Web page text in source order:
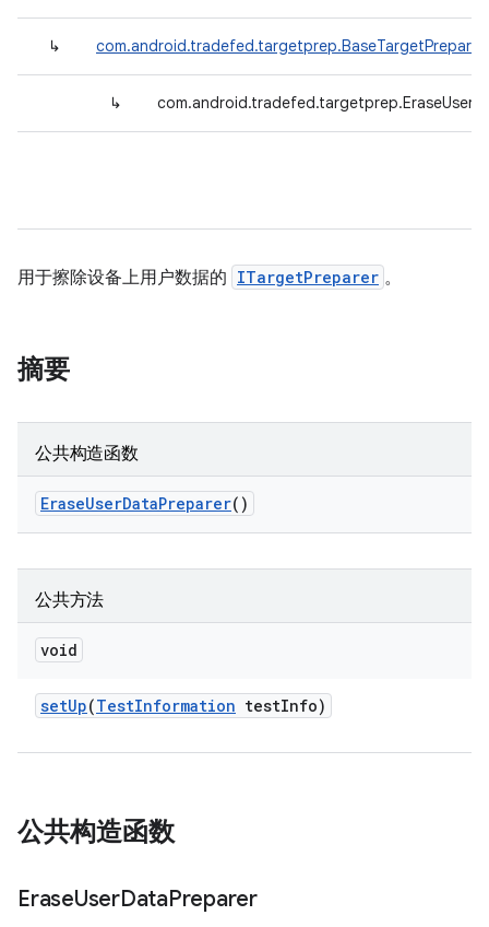
↳ com.android.tradefed.targetprep.BaseTargetPreparer
↳
用于擦除设备上用户数据的 ITargetPreparer 。
摘要
公共构造函数
EraseUserDataPreparer()
公共方法
void
setUp(TestInformation testInfo)
公共构造函数
EraseUserDataPreparer